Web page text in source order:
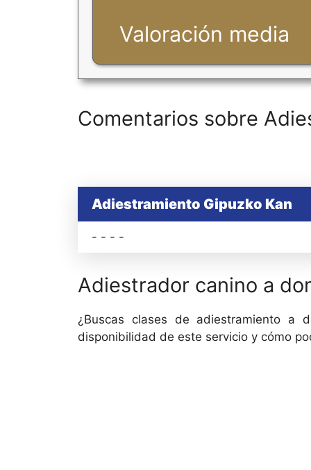
Valoración media
Comentarios sobre
Adiestramiento Gipuzko Kan
- - - -
Adiestrador canino a
¿Buscas clases de adiestramiento a
disponibilidad de este servicio y cómo